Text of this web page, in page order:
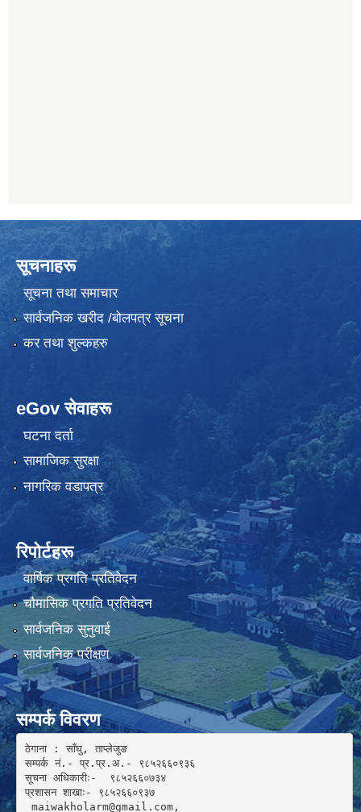
सूचनाहरू
सूचना तथा समाचार
सार्वजनिक खरीद /बोलपत्र सूचना
कर तथा शुल्कहरु
eGov सेवाहरू
घटना दर्ता
सामाजिक सुरक्षा
नागरिक वडापत्र
रिपोर्टहरू
वार्षिक प्रगति प्रतिवेदन
चौमासिक प्रगति प्रतिवेदन
सार्वजनिक सुनुवाई
सार्वजनिक परीक्षण
सम्पर्क विवरण
ठेगाना : साँघु, ताप्लेजुङ
सम्पर्क नं.- प्र.प्र.अ.- ९८५२६६०९३६
सूचना अधिकारीः-  ९८५२६६०७३४
प्रशासन शाखाः- ९८५२६६०९३७
maiwakholarm@gmail.com,